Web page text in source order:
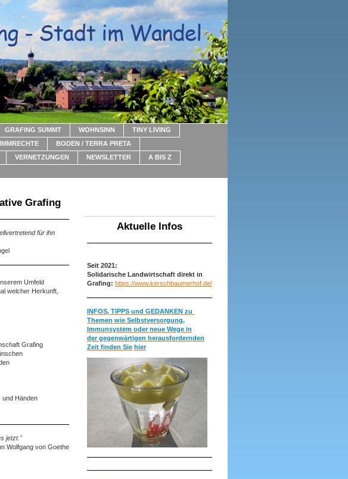
GRAFING SUMMT WOHNSINN
TINY LIVING
BODEN / TERRA PRETA
VERNETZUNGEN NEWSLETTER
A BIS Z
Grafing
für ihn
Umfeld
welcher Herkunft,
Grafing
und Händen
jetzt."
Wolfgang von Goethe
Aktuelle Infos
Seit 2021:
Solidarische Landwirtschaft direkt in
Grafing: https://www.kerschbaumerhof.de/
INFOS, TIPPS und GEDANKEN zu
Themen wie Selbstversorgung,
Immunsystem oder neue Wege in
der gegenwärtigen herausfordernden
Zeit finden Sie hier